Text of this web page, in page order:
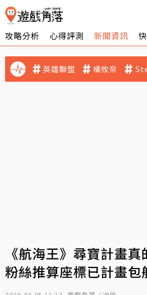
攻略分析 心得評測 新聞資訊
英雄聯盟 橘攸奈
《航海王》尋寶計畫真
粉絲推算座標已計畫包